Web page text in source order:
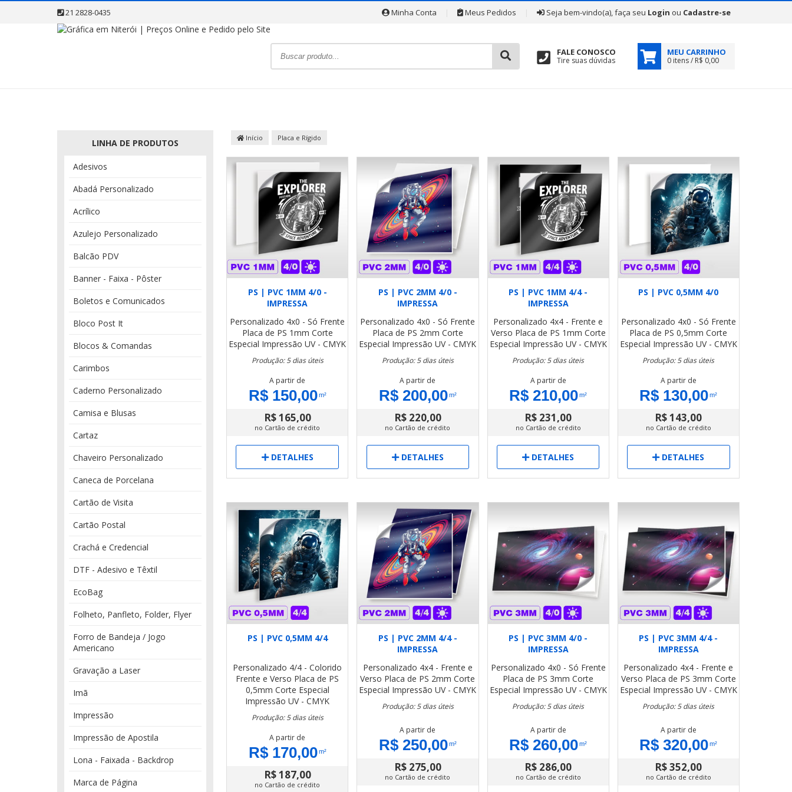
21 2828-0435 Minha Conta Meus Pedidos Seja bem-vindo(a), faça seu Login ou Cadastre-se
FALE CONOSCO
Tire suas dúvidas
MEU CARRINHO
0 itens / R$ 0,00
LINHA DE PRODUTOS
Adesivos
Abadá Personalizado
Acrílico
Azulejo Personalizado
Balcão PDV
Banner - Faixa - Pôster
Boletos e Comunicados
Bloco Post It
Blocos & Comandas
Carimbos
Caderno Personalizado
Camisa e Blusas
Cartaz
Chaveiro Personalizado
Caneca de Porcelana
Cartão de Visita
Cartão Postal
Crachá e Credencial
DTF - Adesivo e Têxtil
EcoBag
Folheto, Panfleto, Folder, Flyer
Forro de Bandeja / Jogo
Americano
Gravação a Laser
Imã
Impressão
Impressão de Apostila
Lona - Faixada - Backdrop
Marca de Página
Início Placa e Rígido
PS | PVC 1MM 4/0 -
IMPRESSA
Personalizado 4x0 - Só Frente
Placa de PS 1mm Corte
Especial Impressão UV - CMYK
Produção: 5 dias úteis
A partir de
R$ 150,00m²
R$ 165,00
no Cartão de crédito
DETALHES
PS | PVC 2MM 4/0 -
IMPRESSA
Personalizado 4x0 - Só Frente
Placa de PS 2mm Corte
Especial Impressão UV - CMYK
Produção: 5 dias úteis
A partir de
R$ 200,00m²
R$ 220,00
no Cartão de crédito
DETALHES
PS | PVC 1MM 4/4 -
IMPRESSA
Personalizado 4x4 - Frente e
Verso Placa de PS 1mm Corte
Especial Impressão UV - CMYK
Produção: 5 dias úteis
A partir de
R$ 210,00m²
R$ 231,00
no Cartão de crédito
DETALHES
PS | PVC 0,5MM 4/0
Personalizado 4x0 - Só Frente
Placa de PS 0,5mm Corte
Especial Impressão UV - CMYK
Produção: 5 dias úteis
A partir de
R$ 130,00m²
R$ 143,00
no Cartão de crédito
DETALHES
PS | PVC 0,5MM 4/4
Personalizado 4/4 - Colorido
Frente e Verso Placa de PS
0,5mm Corte Especial
Impressão UV - CMYK
Produção: 5 dias úteis
A partir de
R$ 170,00m²
R$ 187,00
no Cartão de crédito
PS | PVC 2MM 4/4 -
IMPRESSA
Personalizado 4x4 - Frente e
Verso Placa de PS 2mm Corte
Especial Impressão UV - CMYK
Produção: 5 dias úteis
A partir de
R$ 250,00m²
R$ 275,00
no Cartão de crédito
PS | PVC 3MM 4/0 -
IMPRESSA
Personalizado 4x0 - Só Frente
Placa de PS 3mm Corte
Especial Impressão UV - CMYK
Produção: 5 dias úteis
A partir de
R$ 260,00m²
R$ 286,00
no Cartão de crédito
PS | PVC 3MM 4/4 -
IMPRESSA
Personalizado 4x4 - Frente e
Verso Placa de PS 3mm Corte
Especial Impressão UV - CMYK
Produção: 5 dias úteis
A partir de
R$ 320,00m²
R$ 352,00
no Cartão de crédito